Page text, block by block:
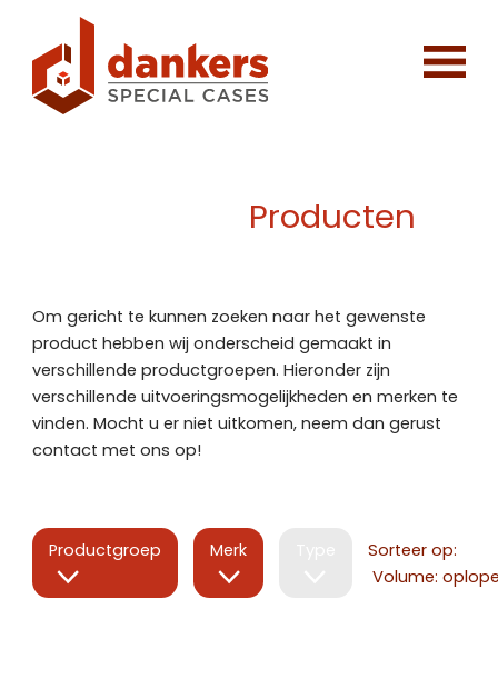
Producten
Om gericht te kunnen zoeken naar het gewenste
product hebben wij onderscheid gemaakt in
verschillende productgroepen. Hieronder zijn
verschillende uitvoeringsmogelijkheden en merken te
vinden. Mocht u er niet uitkomen, neem dan gerust
contact met ons op!
Productgroep Merk Sorteer op: